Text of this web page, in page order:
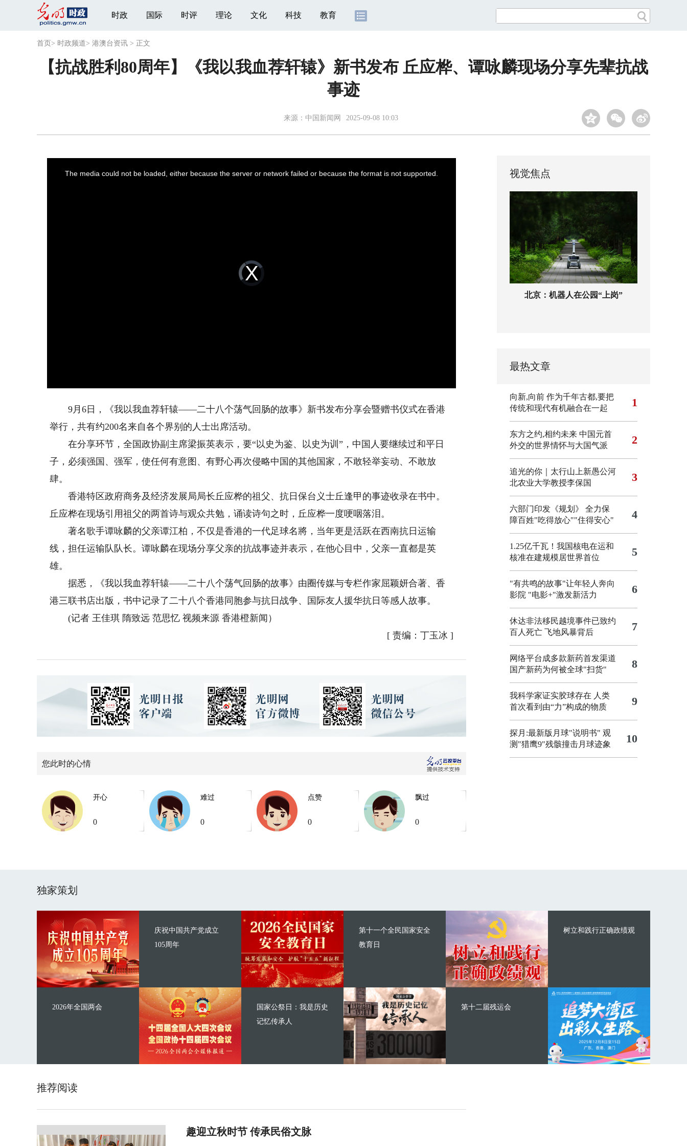
时政 国际 时评 理论 文化 科技 教育
首页 > 时政频道> 港澳台资讯 > 正文
【抗战胜利80周年】《我以我血荐轩辕》新书发布 丘应桦、谭咏麟现场分享先辈抗战
事迹
来源： 中国新闻网 2025-09-08 10:03
Video
Player
is
loading.
The media could not be loaded, either because the server or network failed or because the format is not supported.
9月6日，《我以我血荐轩辕——二十八个荡气回肠的故事》新书发布分享会暨赠书仪式在香港
举行，共有约200名来自各个界别的人士出席活动。
在分享环节，全国政协副主席梁振英表示，要“以史为鉴、以史为训”，中国人要继续过和平日
子，必须强国、强军，使任何有意图、有野心再次侵略中国的其他国家，不敢轻举妄动、不敢放
肆。
香港特区政府商务及经济发展局局长丘应桦的祖父、抗日保台义士丘逢甲的事迹收录在书中。
丘应桦在现场引用祖父的两首诗与观众共勉，诵读诗句之时，丘应桦一度哽咽落泪。
著名歌手谭咏麟的父亲谭江柏，不仅是香港的一代足球名將，当年更是活跃在西南抗日运输
线，担任运输队队长。谭咏麟在现场分享父亲的抗战事迹并表示，在他心目中，父亲一直都是英
雄。
据悉，《我以我血荐轩辕——二十八个荡气回肠的故事》由圈传媒与专栏作家屈颖妍合著、香
港三联书店出版，书中记录了二十八个香港同胞参与抗日战争、国际友人援华抗日等感人故事。
(记者 王佳琪 隋致远 范思忆 视频来源 香港橙新闻）
[ 责编：丁玉冰 ]
您此时的心情
开心
0
难过
0
点赞
0
飘过
0
视觉焦点
北京：机器人在公园“上岗”
最热文章
向新,向前 作为千年古都,要把
传统和现代有机融合在一起
1
东方之约,相约未来 中国元首
外交的世界情怀与大国气派
2
追光的你｜太行山上新愚公河
北农业大学教授李保国
3
六部门印发《规划》 全力保
障百姓"吃得放心""住得安心"
4
1.25亿千瓦！我国核电在运和
核准在建规模居世界首位
5
"有共鸣的故事"让年轻人奔向
影院 "电影+"激发新活力 6
休达非法移民越境事件已致约
百人死亡 飞地风暴背后 7
网络平台成多款新药首发渠道
国产新药为何被全球"扫货"
8
我科学家证实胶球存在 人类
首次看到由“力”构成的物质
9
探月:最新版月球"说明书" 观
测"猎鹰9"残骸撞击月球迹象
10
独家策划
庆祝中国共产党成立
105周年
2026年全国两会
第十一个全民国家安全
教育日
国家公祭日：我是历史
记忆传承人
树立和践行正确政绩观
第十二届残运会
推荐阅读
趣迎立秋时节 传承民俗文脉